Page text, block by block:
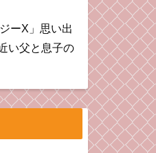
ーX」思い出
い父と息子の